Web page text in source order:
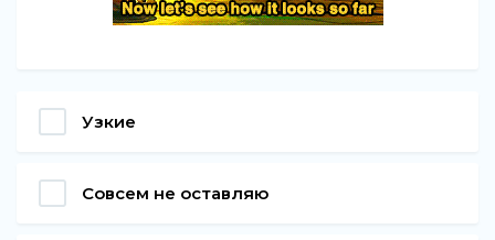
Узкие
Совсем не оставляю